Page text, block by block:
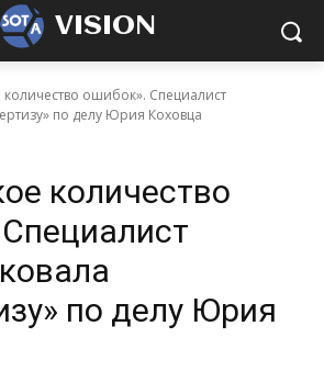
VISION
количество ошибок». Специалист
по делу Юрия Коховца
количество
по делу Юрия